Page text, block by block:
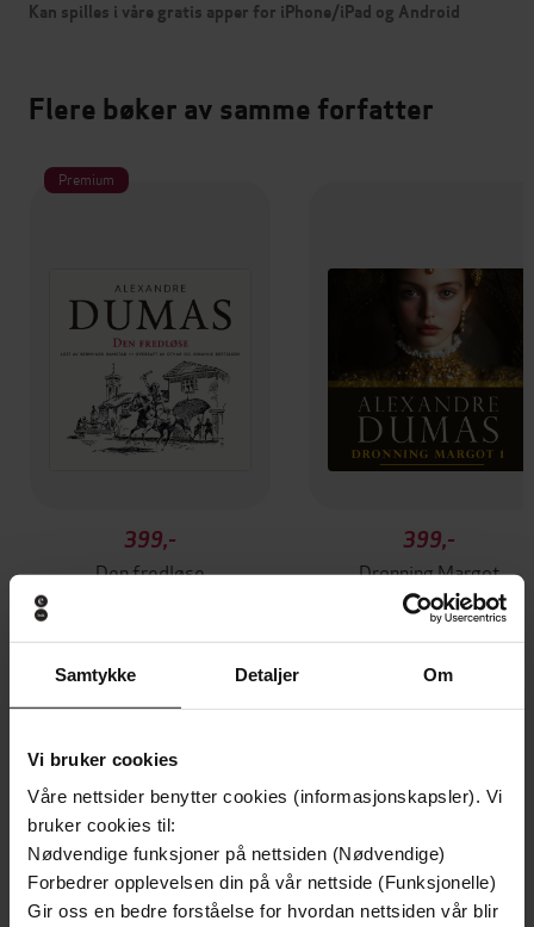
Samtykke Detaljer Om
Vi bruker cookies
Våre nettsider benytter cookies (informasjonskapsler). Vi
bruker cookies til:
Nødvendige funksjoner på nettsiden (Nødvendige)
Forbedrer opplevelsen din på vår nettside (Funksjonelle)
Gir oss en bedre forståelse for hvordan nettsiden vår blir
Kan spilles i våre gratis apper for iPhone/iPad og Android
Flere bøker av samme forfatter
Premium
399,-
Den fredløse
399,-
Dronning Margot
Alexandre Dumas
LYDBOK
Andre har også kjøpt
Premium